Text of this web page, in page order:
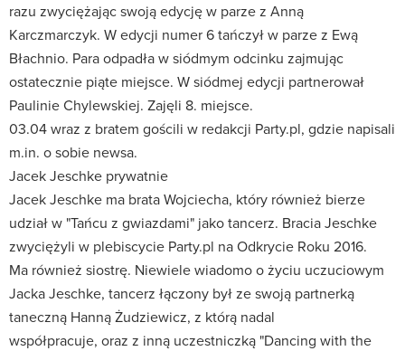
razu zwyciężając swoją edycję w parze z Anną
Karczmarczyk. W edycji numer 6 tańczył w parze z Ewą
Błachnio. Para odpadła w siódmym odcinku zajmując
ostatecznie piąte miejsce. W siódmej edycji partnerował
Paulinie Chylewskiej. Zajęli 8. miejsce.
03.04 wraz z bratem gościli w redakcji Party.pl, gdzie napisali
m.in. o sobie newsa.
Jacek Jeschke prywatnie
Jacek Jeschke ma brata Wojciecha, który również bierze
udział w "Tańcu z gwiazdami" jako tancerz. Bracia Jeschke
zwyciężyli w plebiscycie Party.pl na Odkrycie Roku 2016.
Ma również siostrę. Niewiele wiadomo o życiu uczuciowym
Jacka Jeschke, tancerz łączony był ze swoją partnerką
taneczną Hanną Żudziewicz, z którą nadal
współpracuje, oraz z inną uczestniczką "Dancing with the